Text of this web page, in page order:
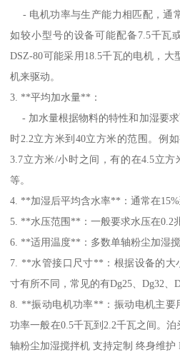
- 电机功率与生产能力相匹配，通
如较小型号的设备可能配备7.5千瓦
DSZ-80可能采用18.5千瓦的电机，大
机来驱动。
3. **平均加水量**：
- 加水量根据物料的特性和加湿要
时2.2立方米到40立方米的范围。例
3.7立方米/小时之间，有的在4.5立
等。
4. **加湿后平均含水率**：通常在15%
5. **水压范围**：一般要求水压在0.2
6. **适用温度**：多数单轴粉尘加湿
7. **水管接口尺寸**：根据设备的大
寸有所不同，常见的有Dg25、Dg32、
8. **振动电机功率**：振动电机主要
功率一般在0.5千瓦到2.2千瓦之间。
轴粉尘加湿搅拌机 支持定制 终身维护